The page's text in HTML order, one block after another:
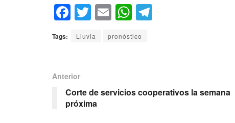
F
a
c
b
o
o
T
wi
tt
E
m
ail
W
h
at
p m
Tags: Lluvia pronóstico
Anterior
Corte de servicios cooperativos la semana
próxima